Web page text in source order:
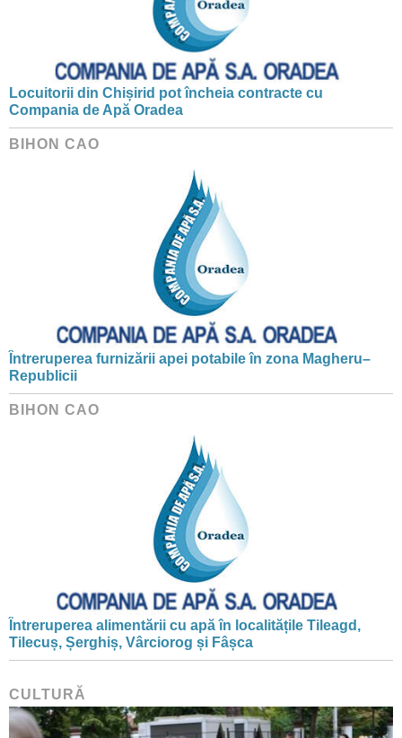
Locuitorii din Chișirid pot încheia contracte cu
Compania de Apă Oradea
BIHON CAO
Întreruperea furnizării apei potabile în zona Magheru–
Republicii
BIHON CAO
Întreruperea alimentării cu apă în localitățile Tileagd,
Tilecuș, Șerghiș, Vârciorog și Fâșca
CULTURĂ